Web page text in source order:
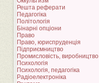
Решта реферати
Педагогіка
Політологія
Бінарні опціони
Право
Право, юриспруденція
Підприємництво
Промисловість, виробництво
Психологія
Психологія, педагогіка
Радіоелектроніка